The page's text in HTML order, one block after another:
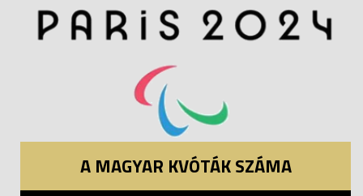
A MAGYAR KVÓTÁK SZÁMA